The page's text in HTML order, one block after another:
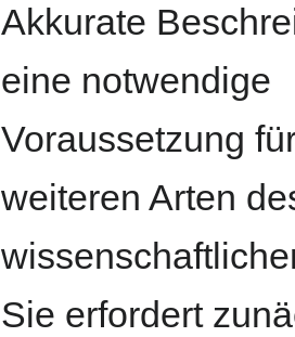
Navigation
Suche
Akkurate
eine notwendige
Voraussetzung
weiteren Arten
Sie erfordert